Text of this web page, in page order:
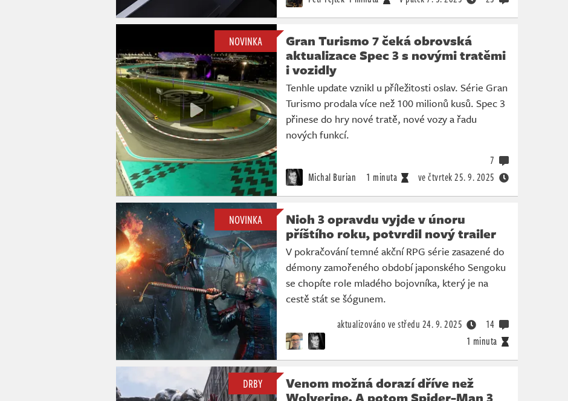
NOVINKA
Gran Turismo 7 čeká obrovská
aktualizace Spec 3 s novými tratěmi
i vozidly
Tenhle update vznikl u příležitosti oslav. Série Gran
Turismo prodala více než 100 milionů kusů. Spec 3
přinese do hry nové tratě, nové vozy a řadu
nových funkcí.
Michal Burian 1 minuta ve čtvrtek25. 9. 2025
7
NOVINKA
Nioh 3 opravdu vyjde v únoru
příštího roku, potvrdil nový trailer
V pokračování temné akční RPG série zasazené do
démony zamořeného období japonského Sengoku
se chopíte role mladého bojovníka, který je na
cestě stát se šógunem.
1 minuta
aktualizováno ve středu 24. 9. 2025 14
DRBY
Venom možná dorazí dříve než
Wolverine. A potom Spider-Man 3